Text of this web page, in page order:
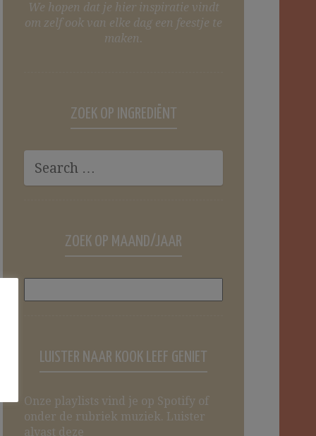
We hopen dat je hier inspiratie vindt
om zelf ook van elke dag een feestje te
maken.
ZOEK OP INGREDIËNT
ZOEK OP MAAND/JAAR
LUISTER NAAR KOOK LEEF GENIET
Onze playlists vind je op Spotify of
onder de rubriek muziek. Luister
alvast deze